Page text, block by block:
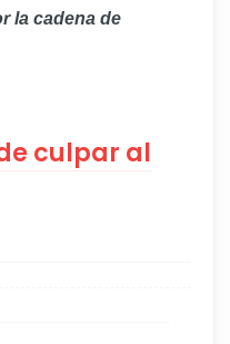
la cadena de
culpar al